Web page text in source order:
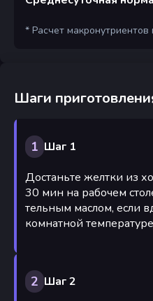
* Расчет
Шаги
1 Шаг 1
Достаньте желтки из
30 мин на рабочем
тельным маслом, если
комнатной
2 Шаг 2